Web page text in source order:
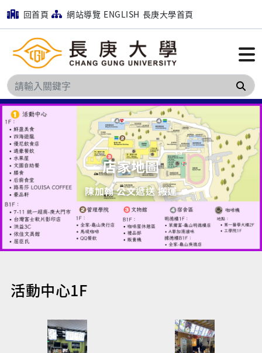
回首頁 網站導覽 ENGLISH 長庚大學首頁
搜
店家地圖
陳加翰 公文遞送 搬運
活動中心1F